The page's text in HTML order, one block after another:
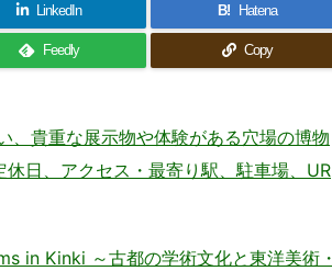
LinkedIn B! Hatena
Feedly Copy
、貴重な展示物や体験がある穴場の博物
日、アクセス・最寄り駅、駐車場、UR
in Kinki ～古都の学術文化と東洋美術・